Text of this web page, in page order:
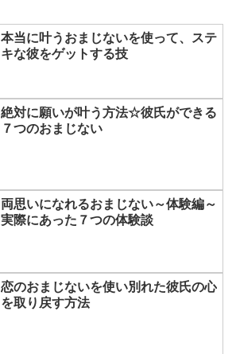
本当に叶うおまじないを使って、ステ
キな彼をゲットする技
絶対に願いが叶う方法☆彼氏ができる
７つのおまじない
両思いになれるおまじない～体験編～
実際にあった７つの体験談
恋のおまじないを使い別れた彼氏の心
を取り戻す方法